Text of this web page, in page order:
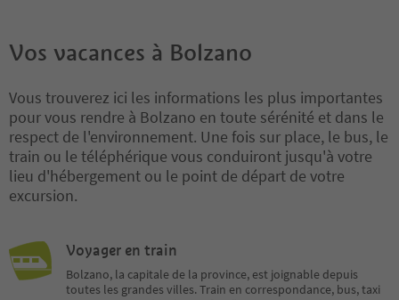
Vos vacances à Bolzano
Vous trouverez ici les informations les plus importantes
pour vous rendre à Bolzano en toute sérénité et dans le
respect de l'environnement. Une fois sur place, le bus, le
train ou le téléphérique vous conduiront jusqu'à votre
lieu d'hébergement ou le point de départ de votre
excursion.
Voyager en train
Bolzano, la capitale de la province, est joignable depuis
toutes les grandes villes. Train en correspondance, bus, taxi